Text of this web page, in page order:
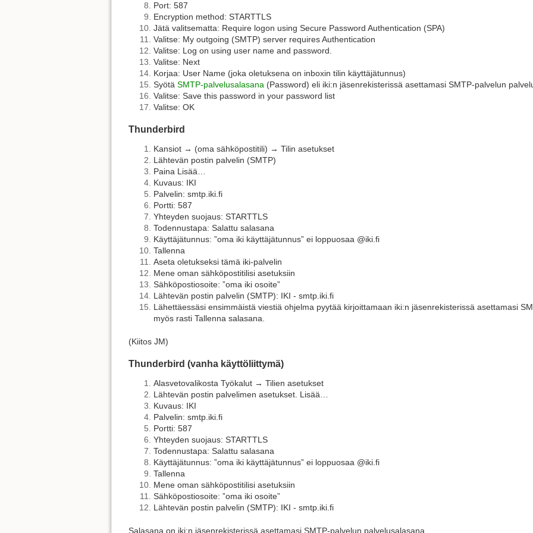
Port: 587
Encryption method: STARTTLS
Jätä valitsematta: Require logon using Secure Password Authentication (SPA)
Valitse: My outgoing (SMTP) server requires Authentication
Valitse: Log on using user name and password.
Valitse: Next
Korjaa: User Name (joka oletuksena on inboxin tilin käyttäjätunnus)
Syötä SMTP-palvelusalasana (Password) eli iki:n jäsenrekisterissä asettamasi SMTP-palvelun
Valitse: Save this password in your password list
Valitse: OK
Thunderbird
Kansiot → (oma sähköpostitili) → Tilin asetukset
Lähtevän postin palvelin (SMTP)
Paina Lisää…
Kuvaus: IKI
Palvelin: smtp.iki.fi
Portti: 587
Yhteyden suojaus: STARTTLS
Todennustapa: Salattu salasana
Käyttäjätunnus: ”oma iki käyttäjätunnus” ei loppuosaa @iki.fi
Tallenna
Aseta oletukseksi tämä iki-palvelin
Mene oman sähköpostitilisi asetuksiin
Sähköpostiosoite: ”oma iki osoite”
Lähtevän postin palvelin (SMTP): IKI - smtp.iki.fi
Lähettäessäsi ensimmäistä viestiä ohjelma pyytää kirjoittamaan iki:n jäsenrekisterissä asettamasi
myös rasti Tallenna salasana.
(Kiitos JM)
Thunderbird (vanha käyttöliittymä)
Alasvetovalikosta Työkalut → Tilien asetukset
Lähtevän postin palvelimen asetukset. Lisää…
Kuvaus: IKI
Palvelin: smtp.iki.fi
Portti: 587
Yhteyden suojaus: STARTTLS
Todennustapa: Salattu salasana
Käyttäjätunnus: ”oma iki käyttäjätunnus” ei loppuosaa @iki.fi
Tallenna
Mene oman sähköpostitilisi asetuksiin
Sähköpostiosoite: ”oma iki osoite”
Lähtevän postin palvelin (SMTP): IKI - smtp.iki.fi
Salasana on iki:n jäsenrekisterissä asettamasi SMTP-palvelun palvelusalasana.